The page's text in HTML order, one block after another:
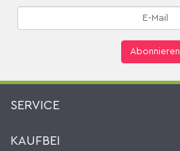
Abonnieren
SERVICE
Warenkorb
KAUFBEI